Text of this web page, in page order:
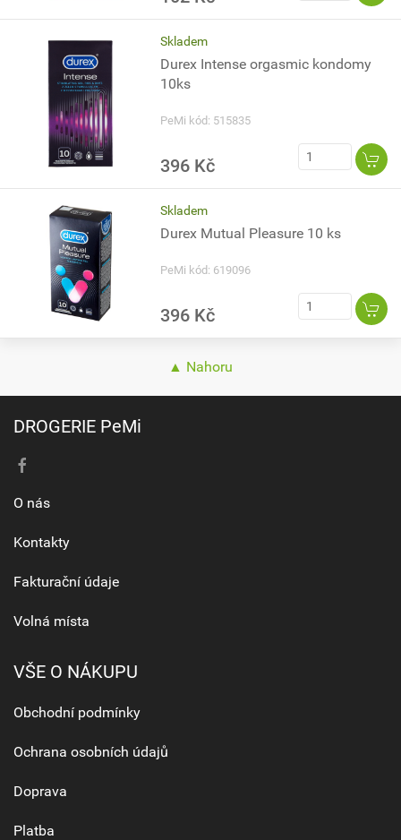
Skladem
Durex Intense orgasmic kondomy
10ks
PeMi kód: 515835
396 Kč
Skladem
Durex Mutual Pleasure 10 ks
PeMi kód: 619096
396 Kč
▲ Nahoru
DROGERIE PeMi
O nás
Kontakty
Fakturační údaje
Volná místa
VŠE O NÁKUPU
Obchodní podmínky
Ochrana osobních údajů
Doprava
Platba